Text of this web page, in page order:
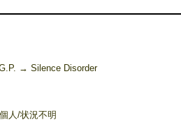
→ Silence Disorder
人/状況不明